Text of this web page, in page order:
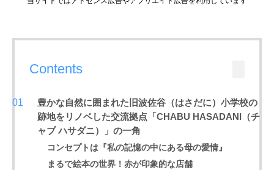
Contents
豊かな自然に囲まれた旧波佐谷（はさだに）小学校の
跡地をリノベした交流拠点「CHABU HASADANI（チ
ャブ ハサダニ）」の一角
コンセプトは『私の記憶の中にある母の愛情』
まるで絵本の世界！赤が印象的な店舗